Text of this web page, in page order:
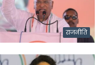
राजनीति